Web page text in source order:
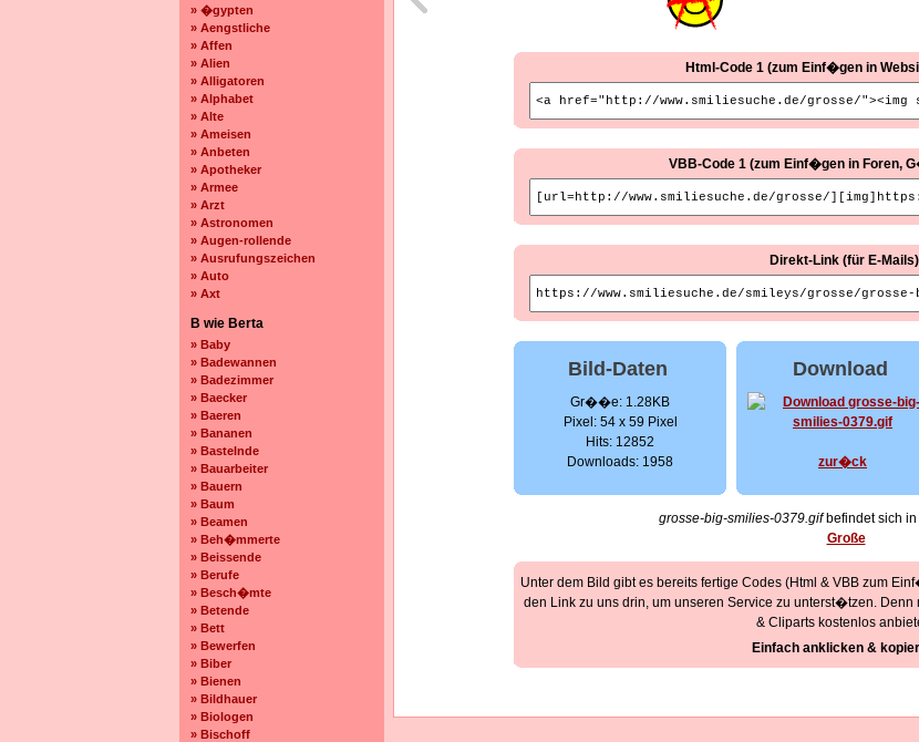
» �gypten
» Aengstliche
» Affen
» Alien
» Alligatoren
» Alphabet
» Alte
» Ameisen
» Anbeten
» Apotheker
» Armee
» Arzt
» Astronomen
» Augen-rollende
» Ausrufungszeichen
» Auto
» Axt
B wie Berta
» Baby
» Badewannen
» Badezimmer
» Baecker
» Baeren
» Bananen
» Bastelnde
» Bauarbeiter
» Bauern
» Baum
» Beamen
» Beh�mmerte
» Beissende
» Berufe
» Besch�mte
» Betende
» Bett
» Bewerfen
» Biber
» Bienen
» Bildhauer
» Biologen
» Bischoff
Html-Code 1 (zum Einf�gen in
VBB-Code 1 (zum Einf�gen in Foren,
Direkt-Link (für E-
Bild-Daten
Gr��e: 1.28KB
Pixel: 54 x 59 Pixel
Hits: 12852
Downloads: 1958
Download
zur�ck
grosse-big-smilies-0379.gifbefindet sich in
Große
Unter dem Bild gibt es bereits fertige Codes (Html & VBB zum
den Link zu uns drin, um unseren Service zu unterst�tzen.
& Cliparts kostenlos
Einfach anklicken &